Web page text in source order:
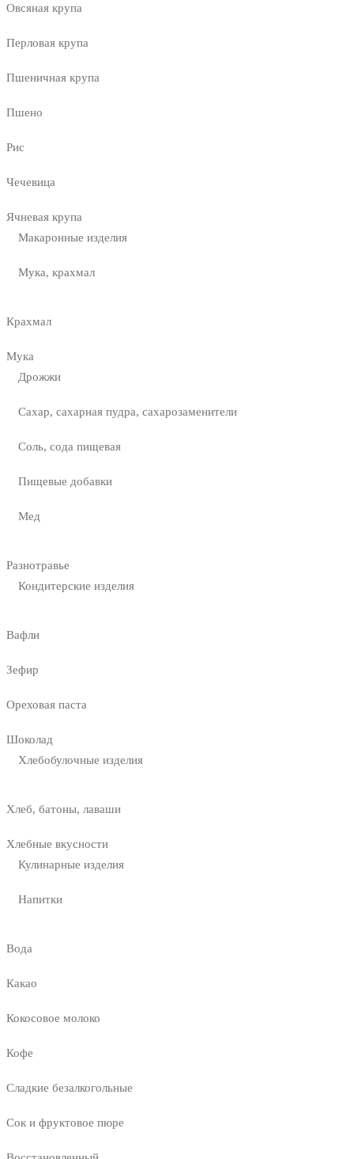
Овсяная крупа
Перловая крупа
Пшеничная крупа
Пшено
Рис
Чечевица
Ячневая крупа
Макаронные изделия
Мука, крахмал
Крахмал
Мука
Дрожжи
Сахар, сахарная пудра, сахарозаменители
Соль, сода пищевая
Пищевые добавки
Мед
Разнотравье
Кондитерские изделия
Вафли
Зефир
Ореховая паста
Шоколад
Хлебобулочные изделия
Хлеб, батоны, лаваши
Хлебные вкусности
Кулинарные изделия
Напитки
Вода
Какао
Кокосовое молоко
Кофе
Сладкие безалкогольные
Сок и фруктовое пюре